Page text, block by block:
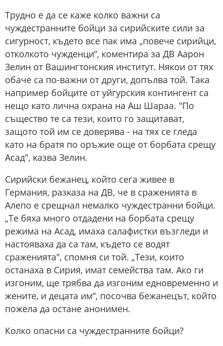
Трудно е да се каже колко важни са
чуждестранните бойци за сирийските сили за
сигурност, където все пак има „повече сирийци,
отколкото чужденци“, коментира за ДВ Аарон
Зелин от Вашингтонския институт. Някои от тях
обаче са по-важни от други, допълва той. Така
например бойците от уйгурския контингент са
нещо като лична охрана на Аш Шараа. "По
същество те са тези, които го защитават,
защото той им се доверява - на тях се гледа
като на братя по оръжие още от борбата срещу
Асад", казва Зелин.
Сирийски бежанец, който сега живее в
Германия, разказа на ДВ, че в сраженията в
Алепо е срещнал немалко чуждестранни бойци.
„Те бяха много отдадени на борбата срещу
режима на Асад, имаха салафистки възгледи и
настояваха да са там, където се водят
сраженията", спомня си той. „Тези, които
останаха в Сирия, имат семейства там. Ако ги
изгоним, ще трябва да изгоним едновременно и
жените, и децата им“, посочва бежанецът, който
пожела да остане анонимен.
Колко опасни са чуждестранните бойци?